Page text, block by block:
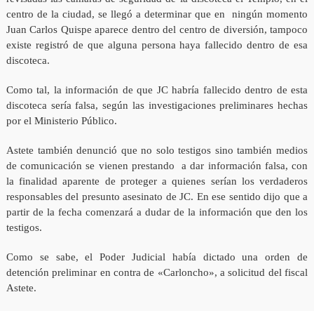
centro de la ciudad, se llegó a determinar que en ningún momento
Juan Carlos Quispe aparece dentro del centro de diversión, tampoco
existe registró de que alguna persona haya fallecido dentro de esa
discoteca.
Como tal, la información de que JC habría fallecido dentro de esta
discoteca sería falsa, según las investigaciones preliminares hechas
por el Ministerio Público.
Astete también denunció que no solo testigos sino también medios
de comunicación se vienen prestando a dar información falsa, con
la finalidad aparente de proteger a quienes serían los verdaderos
responsables del presunto asesinato de JC. En ese sentido dijo que a
partir de la fecha comenzará a dudar de la información que den los
testigos.
Como se sabe, el Poder Judicial había dictado una orden de
detención preliminar en contra de «Carloncho», a solicitud del fiscal
Astete.